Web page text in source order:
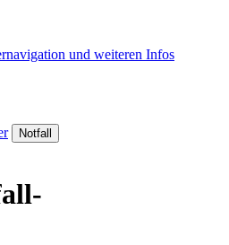
und weiteren Infos
Notfall